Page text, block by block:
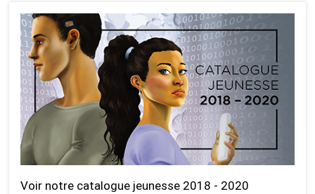
Voir notre catalogue jeunesse 2018 - 2020